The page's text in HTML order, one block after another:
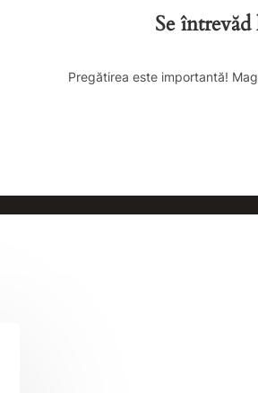
Se
Pregătirea este importantă!